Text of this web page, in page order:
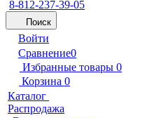
8-812-237-39-05
Поиск
Войти
Сравнение0
Избранные товары 0
Корзина 0
Каталог
Распродажа